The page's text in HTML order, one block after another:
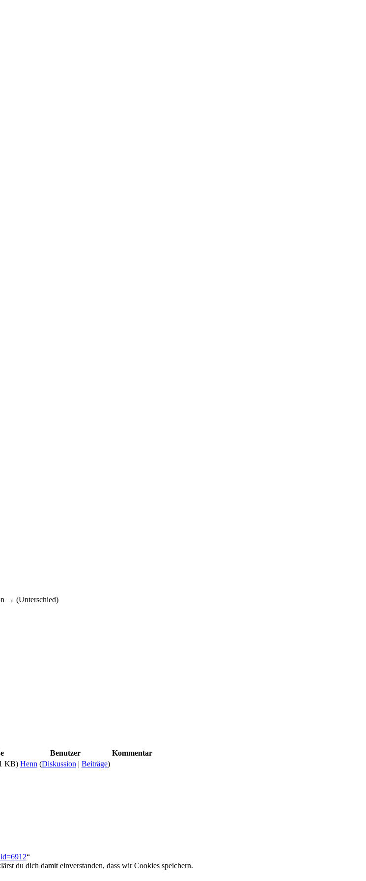
→ (Unterschied)
Benutzer
Kommentar
KB) Henn (Diskussion | Beiträge)
“
du dich damit einverstanden, dass wir Cookies speichern.